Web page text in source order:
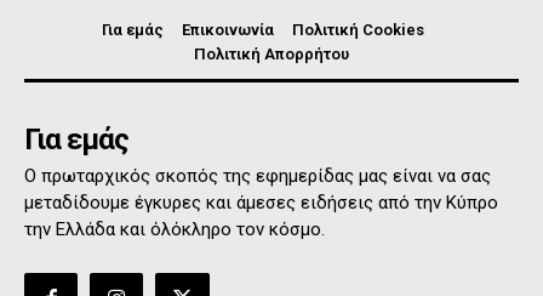
Για εμάς Επικοινωνία
Πολιτική Cookies
Πολιτική Απορρήτου
Για εμάς
Ο πρωταρχικός σκοπός της εφημερίδας μας είναι να σας
μεταδίδουμε έγκυρες και άμεσες ειδήσεις από την Κύπρο
την Ελλάδα και όλόκληρο τον κόσμο.